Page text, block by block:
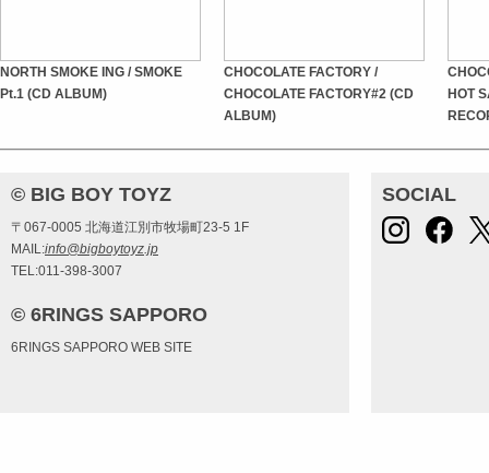
NORTH SMOKE ING / SMOKE
Pt.1 (CD ALBUM)
CHOCOLATE FACTORY /
CHOCOLATE FACTORY#2 (CD
ALBUM)
HOT
© BIG BOY TOYZ
〒067-0005 北海道江別市牧場町23-5 1F
MAIL:info@bigboytoyz.jp
TEL:011-398-3007
© 6RINGS SAPPORO
6RINGS SAPPORO WEB SITE
SOCIAL